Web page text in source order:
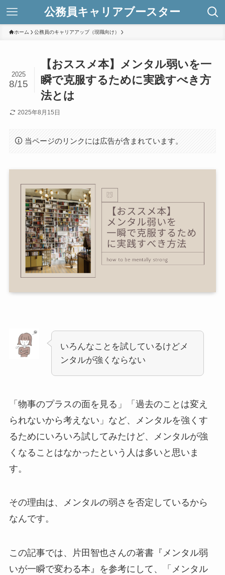
公務員キャリアブースター
ホーム 公務員のキャリアアップ（現職向け）
【おススメ本】メンタル弱いを一
瞬で克服するために実践すべき方
法とは
2025
8/15
2025年8月15日
当ページのリンクには広告が含まれています。
いろんなことを試しているけどメ
ンタルが強くならない
「物事のプラスの面を見る」「過去のことは変え
られないから考えない」など、メンタルを強くす
るためにいろいろ試してみたけど、メンタルが強
くなることはなかったという人は多いと思いま
す。
その理由は、メンタルの弱さを否定しているから
なんです。
この記事では、片田智也さんの著書『メンタル弱
いが一瞬で変わる本』を参考にして、「メンタル